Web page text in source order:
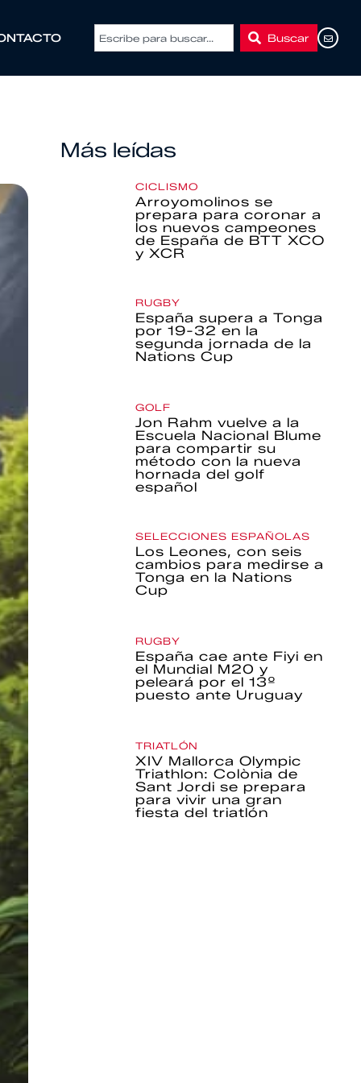
Buscar
Más leídas
CICLISMO
Arroyomolinos se
prepara para coronar a
los nuevos campeones
de España de BTT XCO
y XCR
RUGBY
España supera a Tonga
por 19-32 en la
segunda jornada de la
Nations Cup
GOLF
Jon Rahm vuelve a la
Escuela Nacional Blume
para compartir su
método con la nueva
hornada del golf
español
SELECCIONES ESPAÑOLAS
Los Leones, con seis
cambios para medirse a
Tonga en la Nations
Cup
RUGBY
España cae ante Fiyi en
el Mundial M20 y
peleará por el 13º
puesto ante Uruguay
TRIATLÓN
XIV Mallorca Olympic
Triathlon: Colònia de
Sant Jordi se prepara
para vivir una gran
fiesta del triatlón